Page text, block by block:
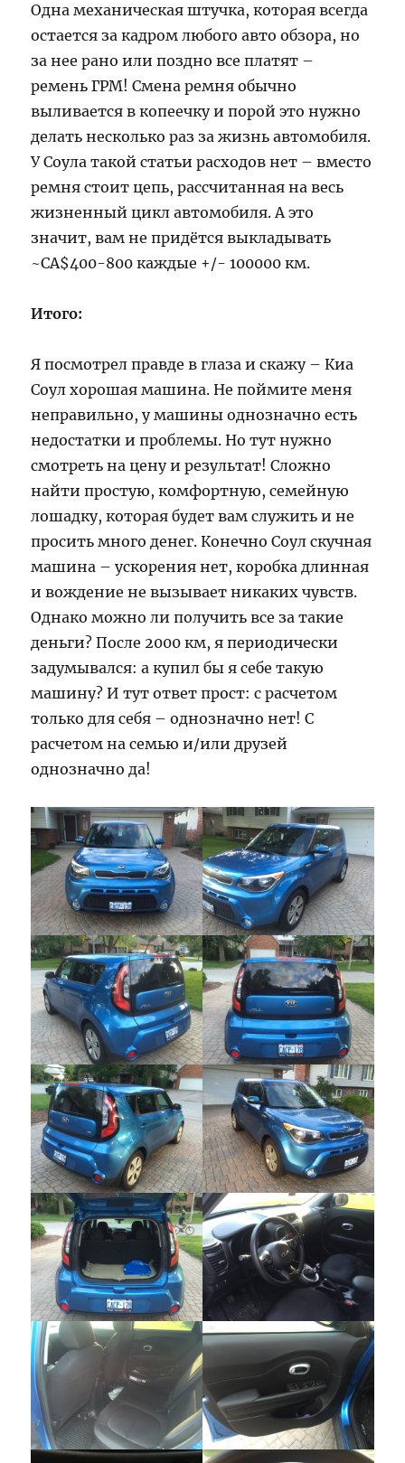
Одна механическая штучка, которая всегда
остается за кадром любого авто обзора, но
за нее рано или поздно все платят –
ремень ГРМ! Смена ремня обычно
выливается в копеечку и порой это нужно
делать несколько раз за жизнь автомобиля.
У Соула такой статьи расходов нет – вместо
ремня стоит цепь, рассчитанная на весь
жизненный цикл автомобиля. А это
значит, вам не придётся выкладывать
~CA$400-800 каждые +/- 100000 км.
Итого:
Я посмотрел правде в глаза и скажу – Киа
Соул хорошая машина. Не поймите меня
неправильно, у машины однозначно есть
недостатки и проблемы. Но тут нужно
смотреть на цену и результат! Сложно
найти простую, комфортную, семейную
лошадку, которая будет вам служить и не
просить много денег. Конечно Соул скучная
машина – ускорения нет, коробка длинная
и вождение не вызывает никаких чувств.
Однако можно ли получить все за такие
деньги? После 2000 км, я периодически
задумывался: а купил бы я себе такую
машину? И тут ответ прост: с расчетом
только для себя – однозначно нет! С
расчетом на семью и/или друзей
однозначно да!